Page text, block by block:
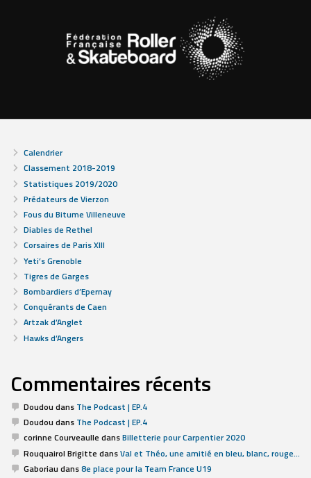
Calendrier
Classement 2018-2019
Statistiques 2019/2020
Prédateurs de Vierzon
Fous du Bitume Villeneuve
Diables de Rethel
Corsaires de Paris XIII
Yeti’s Grenoble
Tigres de Garges
Bombardiers d’Epernay
Conquérants de Caen
Artzak d’Anglet
Hawks d’Angers
Commentaires récents
Doudou dans The Podcast | EP.4
Doudou dans The Podcast | EP.4
corinne CourveaulledansBilletterie pour Carpentier 2020
Rouquairol BrigittedansVal et Théo, une amitié en bleu, blanc, rouge…
Gaboriau dans8e place pour la Team France U19